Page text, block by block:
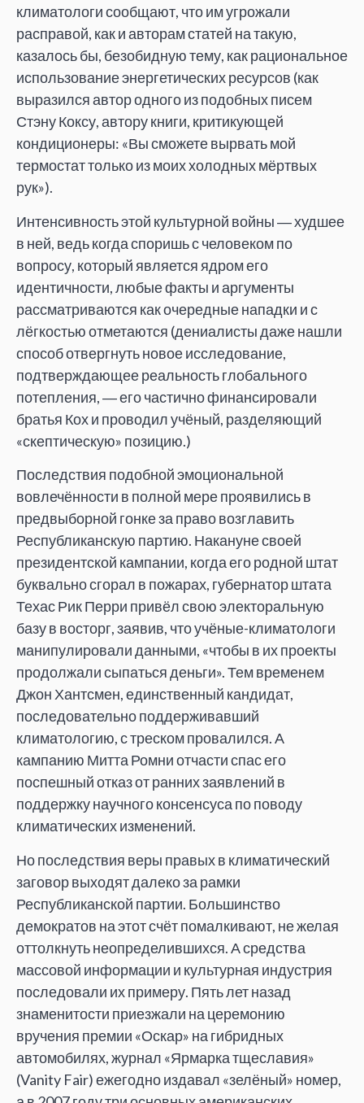
климатологи сообщают, что им угрожали
расправой, как и авторам статей на такую,
казалось бы, безобидную тему, как рациональное
использование энергетических ресурсов (как
выразился автор одного из подобных писем
Стэну Коксу, автору книги, критикующей
кондиционеры: «Вы сможете вырвать мой
термостат только из моих холодных мёртвых
рук»).
Интенсивность этой культурной войны ― худшее
в ней, ведь когда споришь с человеком по
вопросу, который является ядром его
идентичности, любые факты и аргументы
рассматриваются как очередные нападки и с
лёгкостью отметаются (дениалисты даже нашли
способ отвергнуть новое исследование,
подтверждающее реальность глобального
потепления, ― его частично финансировали
братья Кох и проводил учёный, разделяющий
«скептическую» позицию.)
Последствия подобной эмоциональной
вовлечённости в полной мере проявились в
предвыборной гонке за право возглавить
Республиканскую партию. Накануне своей
президентской кампании, когда его родной штат
буквально сгорал в пожарах, губернатор штата
Техас Рик Перри привёл свою электоральную
базу в восторг, заявив, что учёные-климатологи
манипулировали данными, «чтобы в их проекты
продолжали сыпаться деньги». Тем временем
Джон Хантсмен, единственный кандидат,
последовательно поддерживавший
климатологию, с треском провалился. А
кампанию Митта Ромни отчасти спас его
поспешный отказ от ранних заявлений в
поддержку научного консенсуса по поводу
климатических изменений.
Но последствия веры правых в климатический
заговор выходят далеко за рамки
Республиканской партии. Большинство
демократов на этот счёт помалкивают, не желая
оттолкнуть неопределившихся. А средства
массовой информации и культурная индустрия
последовали их примеру. Пять лет назад
знаменитости приезжали на церемонию
вручения премии «Оскар» на гибридных
автомобилях, журнал «Ярмарка тщеславия»
(Vanity Fair) ежегодно издавал «зелёный» номер,